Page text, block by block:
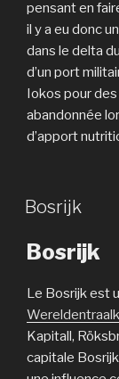
pensant en
il y a eu donc
dans le delta
d’un port
Iokos pour
abandonnée
d’apport
Bosrijk
Bosrijk
Le Bosrijk est
Wereldentraalk
Kapitall,
capitale